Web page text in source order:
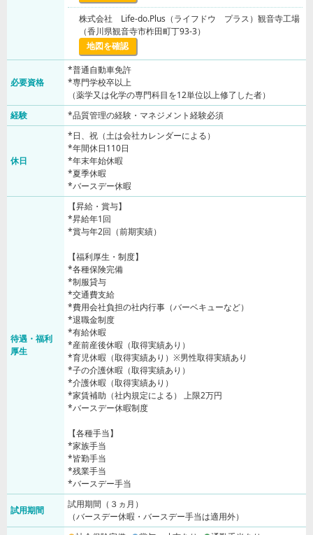
株式会社 Life-do.Plus（ライフドウ プラス）観音寺工場
（香川県観音寺市柞田町丁93-3）
地図を確認
必要資格
*普通自動車免許
*専門学校卒以上
（薬学又は化学の専門科目を12単位以上修了した者）
経験
*品質管理の経験・マネジメント経験必須
休日
*日、祝（土は会社カレンダーによる）
*年間休日110日
*年末年始休暇
*夏季休暇
*バースデー休暇
待遇・福利
厚生
【昇給・賞与】
*昇給年1回
*賞与年2回（前期実績）
【福利厚生・制度】
*各種保険完備
*制服貸与
*交通費支給
*費用会社負担の社内行事（バーベキューなど）
*退職金制度
*有給休暇
*産前産後休暇（取得実績あり）
*育児休暇（取得実績あり）※男性取得実績あり
*子の介護休暇（取得実績あり）
*介護休暇（取得実績あり）
*家賃補助（社内規定による） 上限2万円
*バースデー休暇制度
【各種手当】
*家族手当
*皆勤手当
*残業手当
*バースデー手当
試用期間
試用期間（３ヵ月）
（バースデー休暇・バースデー手当は適用外）